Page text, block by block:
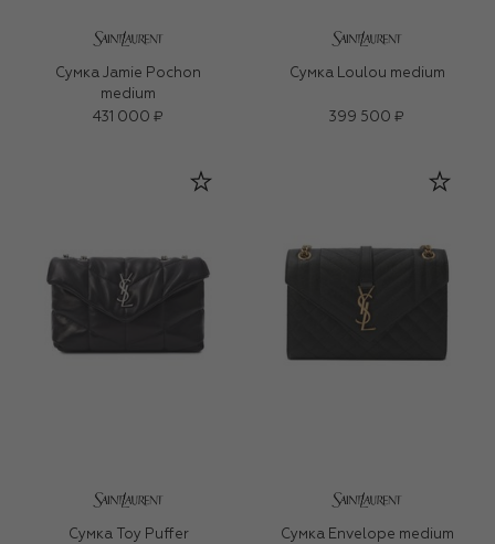
Сумка Jamie Pochon
medium
431 000 ₽
Сумка Loulou medium
399 500 ₽
Сумка Toy Puffer
Сумка Envelope medium